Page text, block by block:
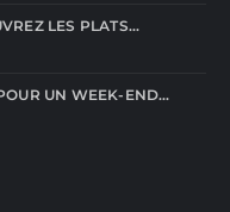
LES PLATS…
UN WEEK-END…